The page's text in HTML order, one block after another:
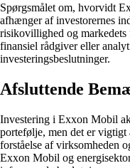
Spørgsmålet om, hvorvidt
afhænger af investorernes
risikovillighed og markedets
finansiel rådgiver eller
investeringsbeslutninger.
Afsluttende
Investering i Exxon Mobil
portefølje, men det er vigtigt
forståelse af virksomheden
Exxon Mobil og